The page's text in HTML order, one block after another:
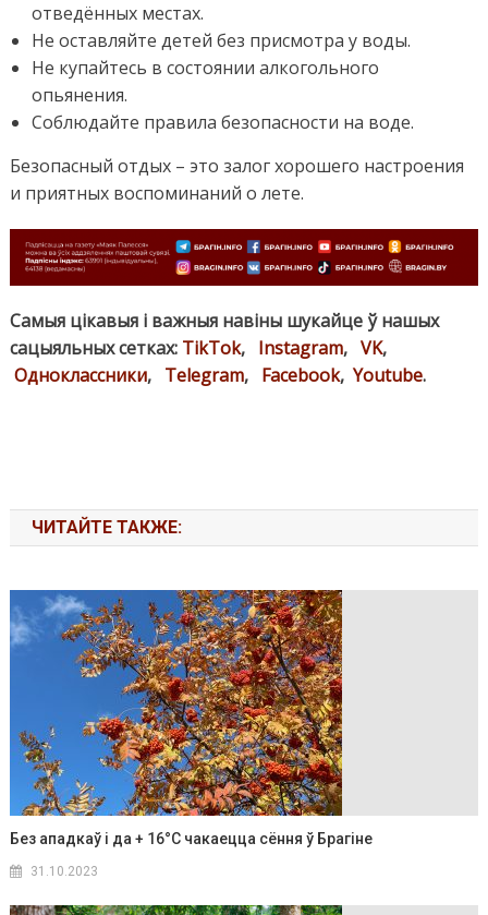
отведённых местах.
Не оставляйте детей без присмотра у воды.
Не купайтесь в состоянии алкогольного
опьянения.
Соблюдайте правила безопасности на воде.
Безопасный отдых – это залог хорошего настроения
и приятных воспоминаний о лете.
Самыя цікавыя і важныя навіны шукайце ў нашых
сацыяльных сетках: TikTok, Instagram, VK,
Одноклассники, Telegram, Facebook, Youtube.
ЧИТАЙТЕ ТАКЖЕ:
Без ападкаў і да + 16°C чакаецца сёння ў Брагіне
31.10.2023